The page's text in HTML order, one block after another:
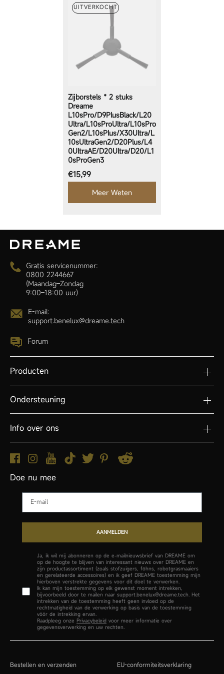
UITVERKOCHT
Zijborstels * 2 stuks
Dreame
L10sPro/D9PlusBlack/L20
Ultra/L10sProUltra/L10sPro
Gen2/L10sPlus/X30Ultra/L
10sUltraGen2/D20Plus/L4
0UltraAE/D20Ultra/D20/L1
0sProGen3
Normale prijs
€15,99
Meer Weten
Gratis servicenummer:
0800 2244667
(Maandag–Zondag
9:00–18:00 uur)
E-mail:
support.benelux@dreame.tech
Forum
Producten
Ondersteuning
Info over ons
Doe nu mee
AANMELDEN
Ja, ik wil mij abonneren op de e-mailnieuwsbrief van DREAME om
op de hoogte te blijven van interessant nieuws over DREAME en
zijn productassortiment (zoals stofzuigers, föhns, robotgrasmaaiers
en gerelateerde accessoires) en ik geef DREAME toestemming mijn
hierboven verstrekte gegevens voor dit doel te verwerken.
Ik kan mijn toestemming op elk gewenst moment intrekken,
bijvoorbeeld door te mailen naar support.benelux@dreame.tech. Het
intrekken van de toestemming heeft geen invloed op de
rechtmatigheid van de verwerking op basis van de toestemming
vóór de intrekking ervan.
Raadpleeg onze Privacybeleid voor meer informatie over
gegevensverwerking en uw rechten.
Bestellen en verzenden EU-conformiteitsverklaring